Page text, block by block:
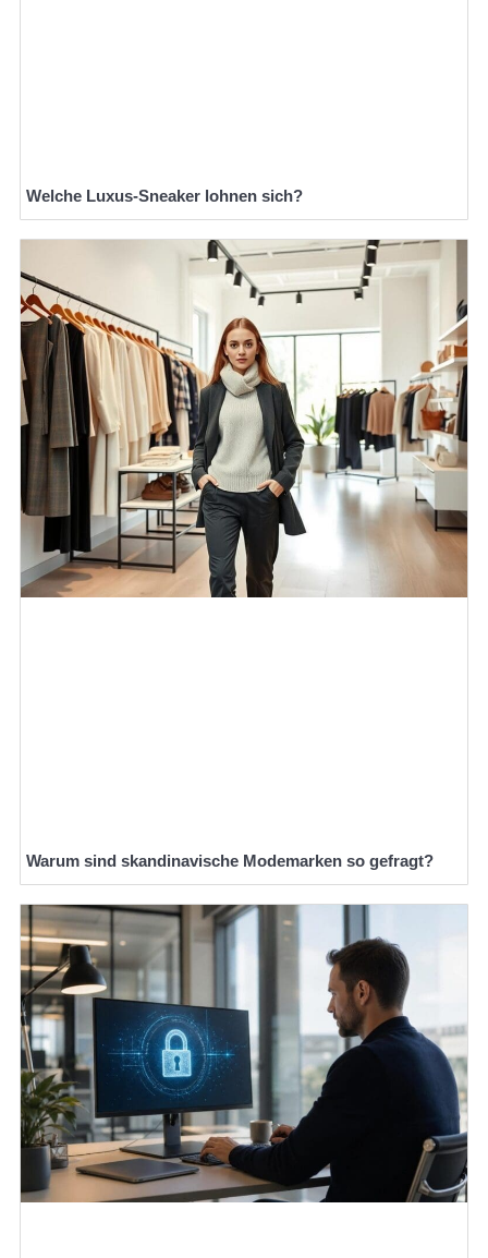
Welche Luxus-Sneaker lohnen sich?
Warum sind skandinavische Modemarken so gefragt?